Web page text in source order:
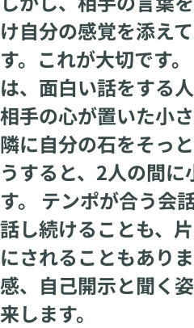
け自分の感覚を添え
す。これが大切です
は、面白い話をする
相手の心が置いた小
隣に自分の石をそっ
うすると、2人の間に
す。 テンポが合う会
話し続けることも、
にされることもあり
感、自己開示と聞く
来します。